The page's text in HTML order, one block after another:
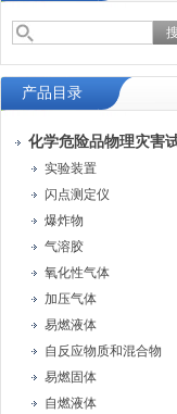
产品目录
实验装置
闪点测定仪
爆炸物
气溶胶
氧化性气体
加压气体
易燃液体
自反应物质和混合物
易燃固体
自燃液体